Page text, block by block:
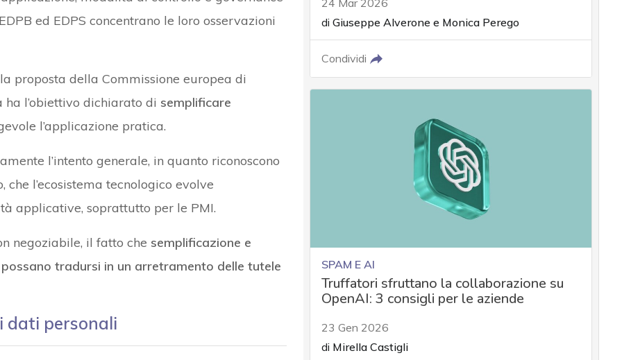
ed EDPS concentrano le loro osservazioni
proposta della Commissione europea di
l’obiettivo dichiarato di semplificare
l’applicazione pratica.
l’intento generale, in quanto riconoscono
che l’ecosistema tecnologico evolve
applicative, soprattutto per le PMI.
negoziabile, il fatto che semplificazione e
tradursi in un arretramento delle tutele
dati personali
24 Mar 2026
di Giuseppe Alveronee Monica Perego
Condividi
SPAM E AI
Truffatori sfruttano la collaborazione su
OpenAI: 3 consigli per le aziende
23 Gen 2026
di Mirella Castigli